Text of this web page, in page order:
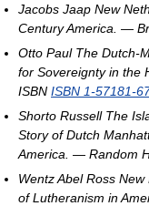
Jacobs Jaap New
Century America. —
Otto PaulThe Dutch-
for Sovereignty in the
ISBN ISBN 1-57181-
Shorto RussellThe
Story of Dutch
America. — Random
Wentz Abel Ross New
of Lutheranism in